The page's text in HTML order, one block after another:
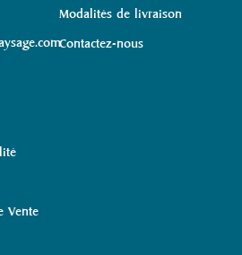
Modalités de livraison
Contactez-nous
Vente